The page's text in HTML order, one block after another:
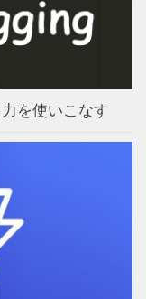
を使いこなす